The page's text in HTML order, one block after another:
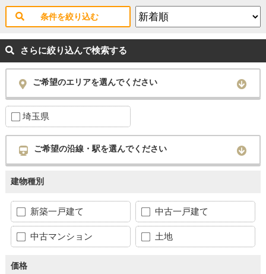
条件を絞り込む
さらに絞り込んで検索する
ご希望のエリアを選んでください
埼玉県
ご希望の沿線・駅を選んでください
建物種別
新築一戸建て 中古一戸建て
中古マンション 土地
価格